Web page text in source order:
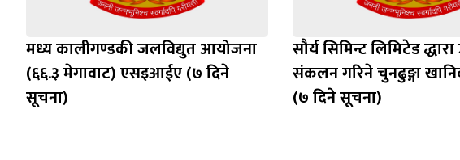
मध्य कालीगण्डकी जलविद्युत आयोजना
(६६.३ मेगावाट) एसइआईए (७ दिने
सूचना)
सौर्य सिमिन्ट लिमिटेड
संकलन गरिने चुनढुङ्गा
(७ दिने सूचना)